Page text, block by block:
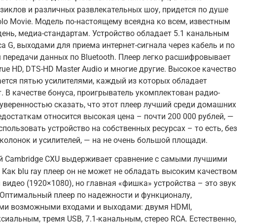
и различных развлекательных шоу, придется по душе
Movie. Модель по-настоящему всеядна ко всем, известным
медиа-стандартам. Устройство обладает 5.1 канальным
G, выходами для приема интернет-сигнала через кабель и по
передачи данных по Bluetooth. Плеер легко расшифровывает
HD, DTS-HD Master Audio и многие другие. Высокое качество
пятью усилителями, каждый из которых обладает
качестве бонуса, проигрыватель укомплектован радио-
сказать, что этот плеер лучший среди домашних
относится высокая цена – почти 200 000 рублей, —
устройство на собственных ресурсах – то есть, без
и усилителей, — на не очень большой площади.
CXU выдерживает сравнение с самыми лучшими
blu ray плеер он не может не обладать высоким качеством
(1920×1080), но главная «фишка» устройства – это звук
плеер по надежности и функционалу,
возможными входами и выходами: двумя HDMI,
тремя USB, 7.1-канальным, стерео RCA. Естественно,